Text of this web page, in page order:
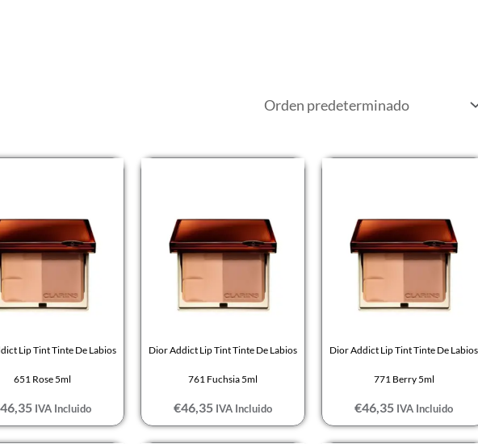
Lip Tint Tinte De Labios
651 Rose 5ml
46,35 IVA Incluido
Dior Addict Lip Tint Tinte De Labios
761 Fuchsia 5ml
€46,35 IVA Incluido
Dior Addict Lip Tint Tinte De Labios
771 Berry 5ml
€46,35 IVA Incluido